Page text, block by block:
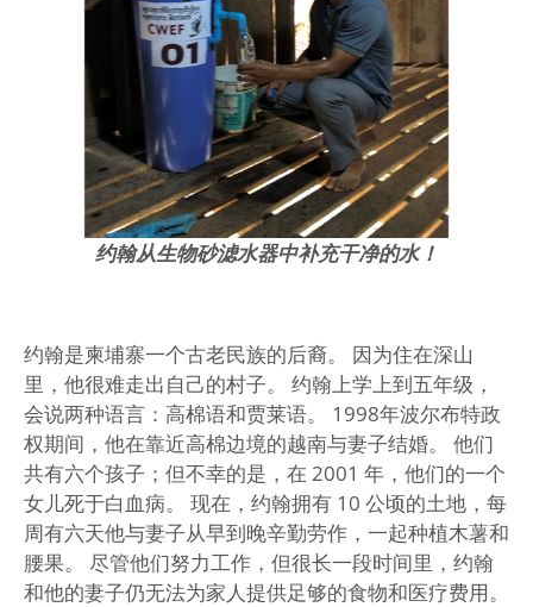
约翰从生物砂滤水器中补充干净的水！
约翰是柬埔寨一个古老民族的后裔。 因为住在深山
里，他很难走出自己的村子。 约翰上学上到五年级，
会说两种语言：高棉语和贾莱语。 1998年波尔布特政
权期间，他在靠近高棉边境的越南与妻子结婚。 他们
共有六个孩子；但不幸的是，在 2001 年，他们的一个
女儿死于白血病。 现在，约翰拥有 10 公顷的土地，每
周有六天他与妻子从早到晚辛勤劳作，一起种植木薯和
腰果。 尽管他们努力工作，但很长一段时间里，约翰
和他的妻子仍无法为家人提供足够的食物和医疗费用。